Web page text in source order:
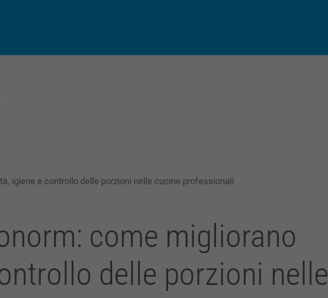
igiene e controllo delle porzioni nelle cucine professionali
come migliorano
delle porzioni nelle